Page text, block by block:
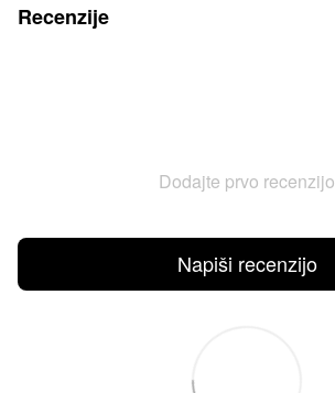
Recenzije
Dodajte prvo recenzijo
Napiši recenzijo